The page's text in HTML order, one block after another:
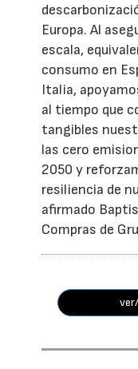
Europa. Al
escala,
consumo en
Italia,
al tiempo que
tangibles
las cero
2050 y
resiliencia de
afirmado
Compras de